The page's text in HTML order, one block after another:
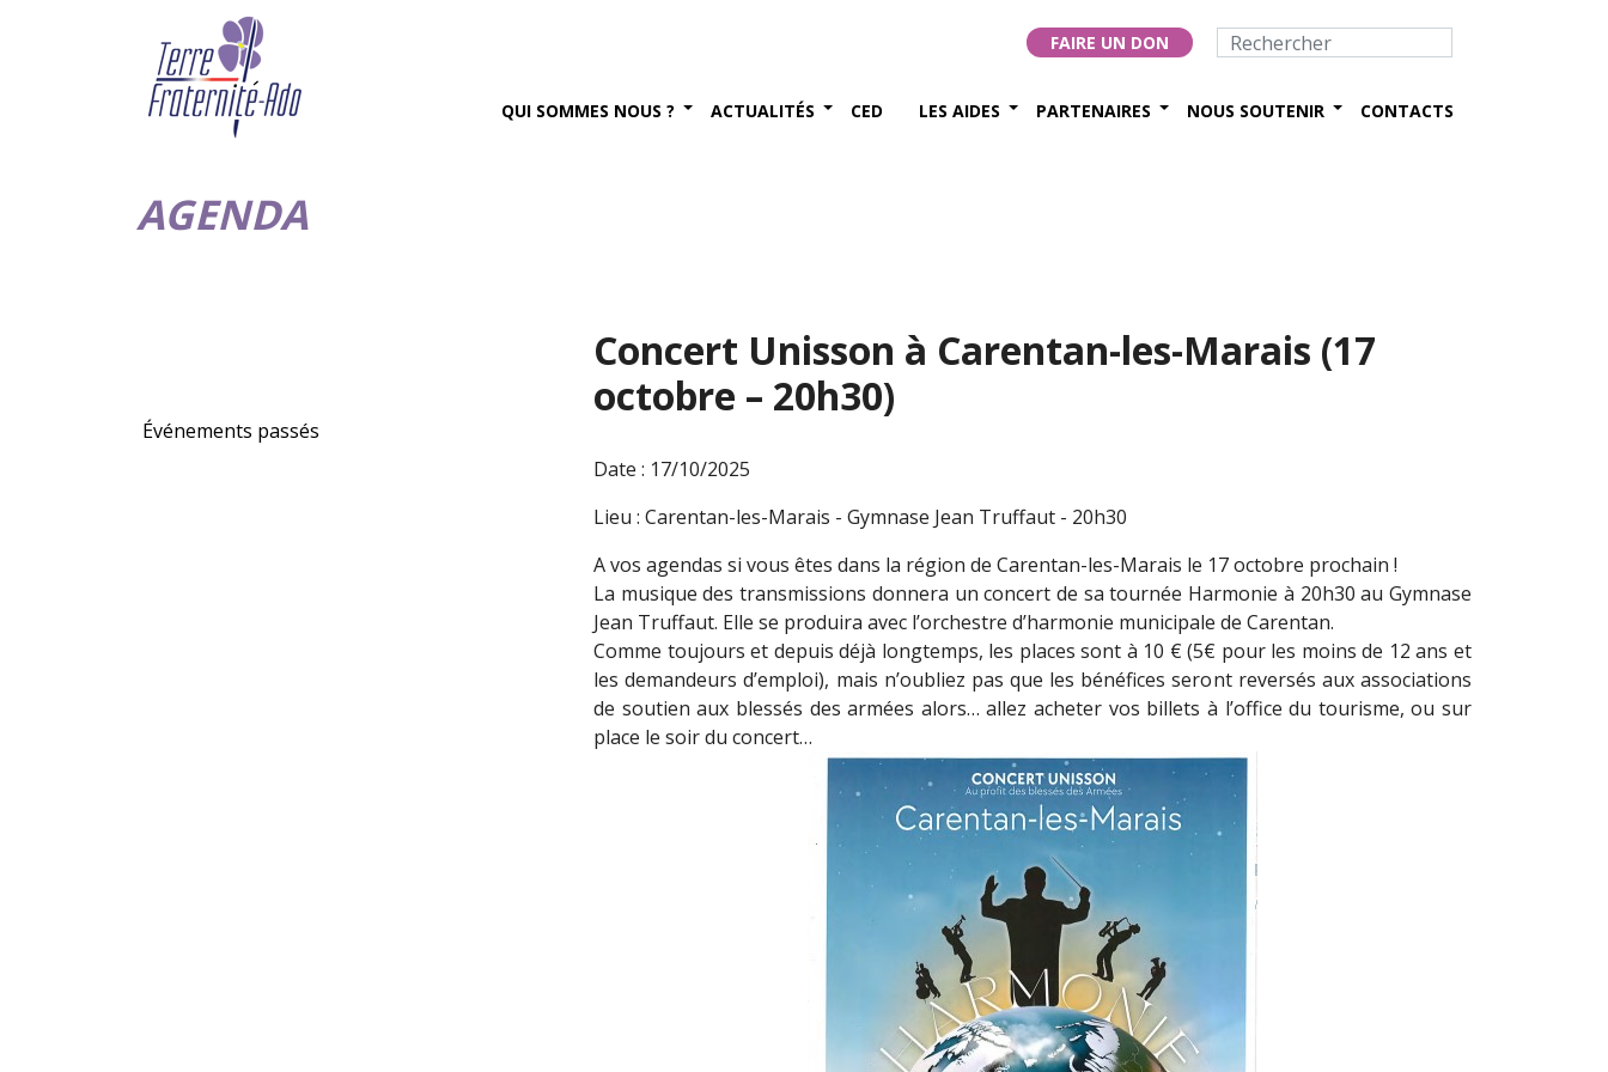
FAIRE UN DON
QUI SOMMES NOUS ? ACTUALITÉS CED LES AIDES PARTENAIRES NOUS SOUTENIR CONTACTS
AGENDA
Événements passés
Concert Unisson à Carentan-les-Marais (17
octobre – 20h30)
Date : 17/10/2025
Lieu : Carentan-les-Marais - Gymnase Jean Truffaut - 20h30
A vos agendas si vous êtes dans la région de Carentan-les-Marais le 17 octobre prochain !
La musique des transmissions donnera un concert de sa tournée Harmonie à 20h30 au Gymnase
Jean Truffaut. Elle se produira avec l’orchestre d’harmonie municipale de Carentan.
Comme toujours et depuis déjà longtemps, les places sont à 10 € (5€ pour les moins de 12 ans et
les demandeurs d’emploi), mais n’oubliez pas que les bénéfices seront reversés aux associations
de soutien aux blessés des armées alors… allez acheter vos billets à l’office du tourisme, ou sur
place le soir du concert…